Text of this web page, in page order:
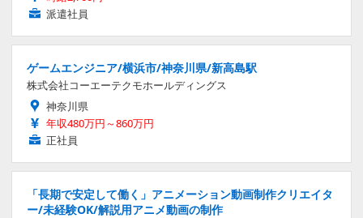
派遣社員
ゲームエンジニア/横浜市/神奈川県/新高島駅
株式会社コーエーテクモホールディングス
神奈川県
年収480万円～860万円
正社員
「長期で安定して働く」アニメーション動画制作クリエイタ
ー/未経験OK/解説用アニメ動画の制作